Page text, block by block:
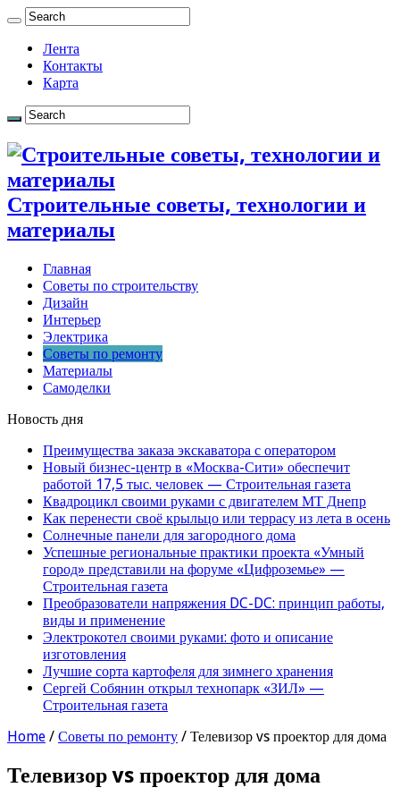
Лента
Контакты
Карта
Строительные советы, технологии и
материалы
Главная
Советы по строительству
Дизайн
Интерьер
Электрика
Советы по ремонту
Материалы
Самоделки
Новость дня
Преимущества заказа экскаватора с оператором
Новый бизнес-центр в «Москва-Сити» обеспечит
работой 17,5 тыс. человек — Строительная газета
Квадроцикл своими руками с двигателем МТ Днепр
Как перенести своё крыльцо или террасу из лета в осень
Солнечные панели для загородного дома
Успешные региональные практики проекта «Умный
город» представили на форуме «Цифроземье» —
Строительная газета
Преобразователи напряжения DC-DC: принцип работы,
виды и применение
Электрокотел своими руками: фото и описание
изготовления
Лучшие сорта картофеля для зимнего хранения
Сергей Собянин открыл технопарк «ЗИЛ» —
Строительная газета
Home / Советы по ремонту / Телевизор vs проектор для дома
Телевизор vs проектор для дома